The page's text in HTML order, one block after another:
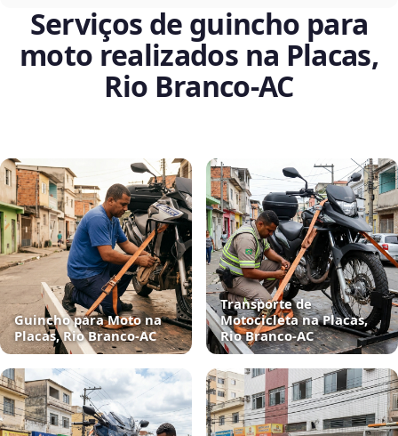
Serviços de guincho para
moto realizados na Placas,
Rio Branco‑AC
Guincho para Moto na
Placas, Rio Branco‑AC
Transporte de
Motocicleta na Placas,
Rio Branco‑AC